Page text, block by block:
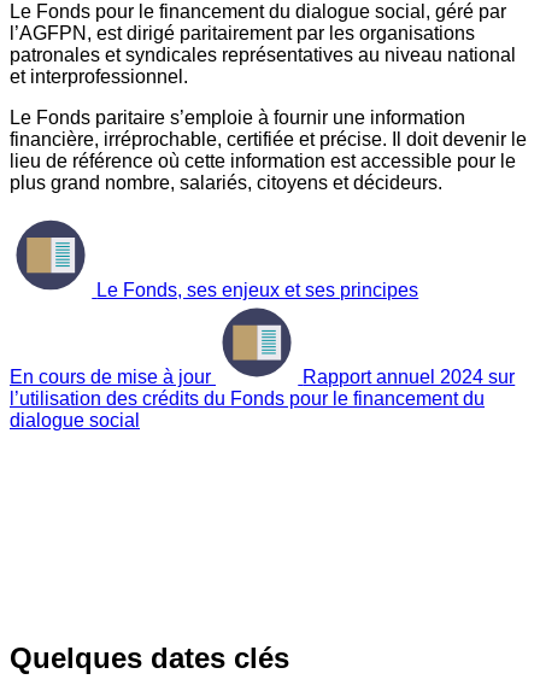
Le Fonds pour le financement du dialogue social, géré par
l’AGFPN, est dirigé paritairement par les organisations
patronales et syndicales représentatives au niveau national
et interprofessionnel.
Le Fonds paritaire s’emploie à fournir une information
financière, irréprochable, certifiée et précise. Il doit devenir le
lieu de référence où cette information est accessible pour le
plus grand nombre, salariés, citoyens et décideurs.
Le Fonds, ses enjeux et ses principes
En cours de mise à jour
Rapport annuel 2024 sur
l’utilisation des crédits du Fonds pour le financement du
dialogue social
Quelques dates clés